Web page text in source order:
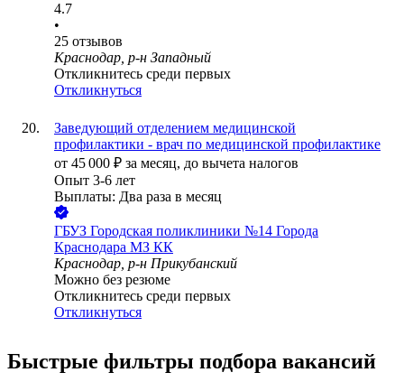
4.7
•
25 отзывов
Краснодар, р-н Западный
Откликнитесь среди первых
Откликнуться
Заведующий отделением медицинской
профилактики - врач по медицинской профилактике
от 45 000 ₽ за месяц, до вычета налогов
Опыт 3-6 лет
Выплаты: Два раза в месяц
ГБУЗ Городская поликлиники №14 Города
Краснодара МЗ КК
Краснодар, р-н Прикубанский
Можно без резюме
Откликнитесь среди первых
Откликнуться
Быстрые фильтры подбора вакансий